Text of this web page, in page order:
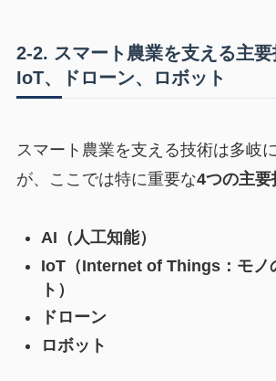
2-2. スマート農業を支える主要
IoT、ドローン、ロボット
スマート農業を支える技術は多岐
が、ここでは特に重要な4つの主要
AI（人工知能）
IoT（Internet of Things：モノ
ト）
ドローン
ロボット